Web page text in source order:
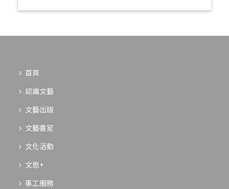
首頁
認識文藝
文藝出版
文藝書室
文化活動
文思+
事工服務